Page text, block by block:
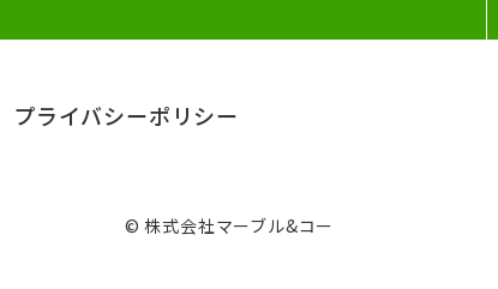
プライバシーポリシー
© 株式会社マーブル&コー